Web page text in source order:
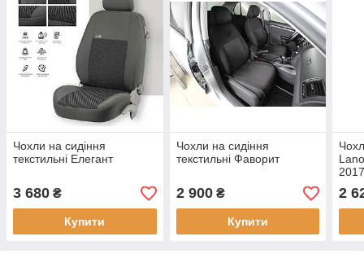
Чохли на сидіння
текстильні Елегант
3 680 ₴
Купити
Чохли на сидіння
текстильні Фаворит
2 900₴
Купити
2